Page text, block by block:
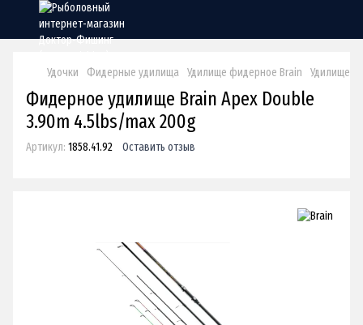
Удочки Фидерные удилища Удилище фидерное Brain Удилище
Фидерное удилище Brain Apex Double
3.90m 4.5lbs/max 200g
Артикул: 1858.41.92 Оставить отзыв